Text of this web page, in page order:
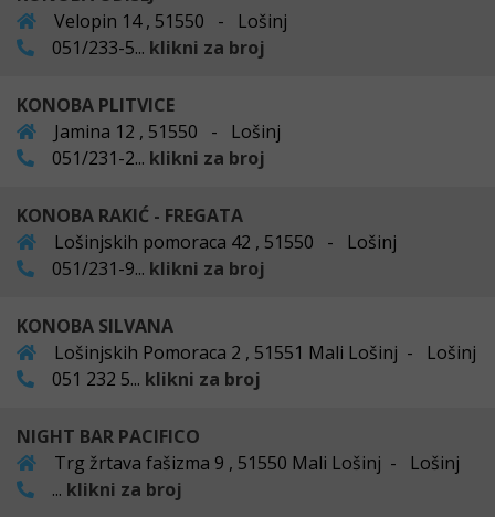
Velopin 14 , 51550 - Lošinj
051/233-5... klikni za broj
KONOBA PLITVICE
Jamina 12 , 51550 - Lošinj
051/231-2... klikni za broj
KONOBA RAKIĆ - FREGATA
Lošinjskih pomoraca 42 , 51550 - Lošinj
051/231-9... klikni za broj
KONOBA SILVANA
Lošinjskih Pomoraca 2 , 51551 Mali Lošinj - Lošinj
051 232 5... klikni za broj
NIGHT BAR PACIFICO
Trg žrtava fašizma 9 , 51550 Mali Lošinj - Lošinj
... klikni za broj